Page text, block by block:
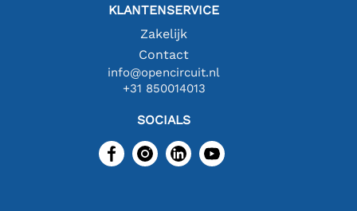
KLANTENSERVICE
Zakelijk
Contact
info@opencircuit.nl
+31 850014013
SOCIALS